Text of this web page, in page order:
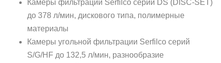
Камеры фильтрации Serfilco серии DS (DISC-SET)
до 378 л/мин, дискового типа, полимерные
материалы
Камеры угольной фильтрации Serfilco серий
S/G/HF до 132,5 л/мин, разнообразие